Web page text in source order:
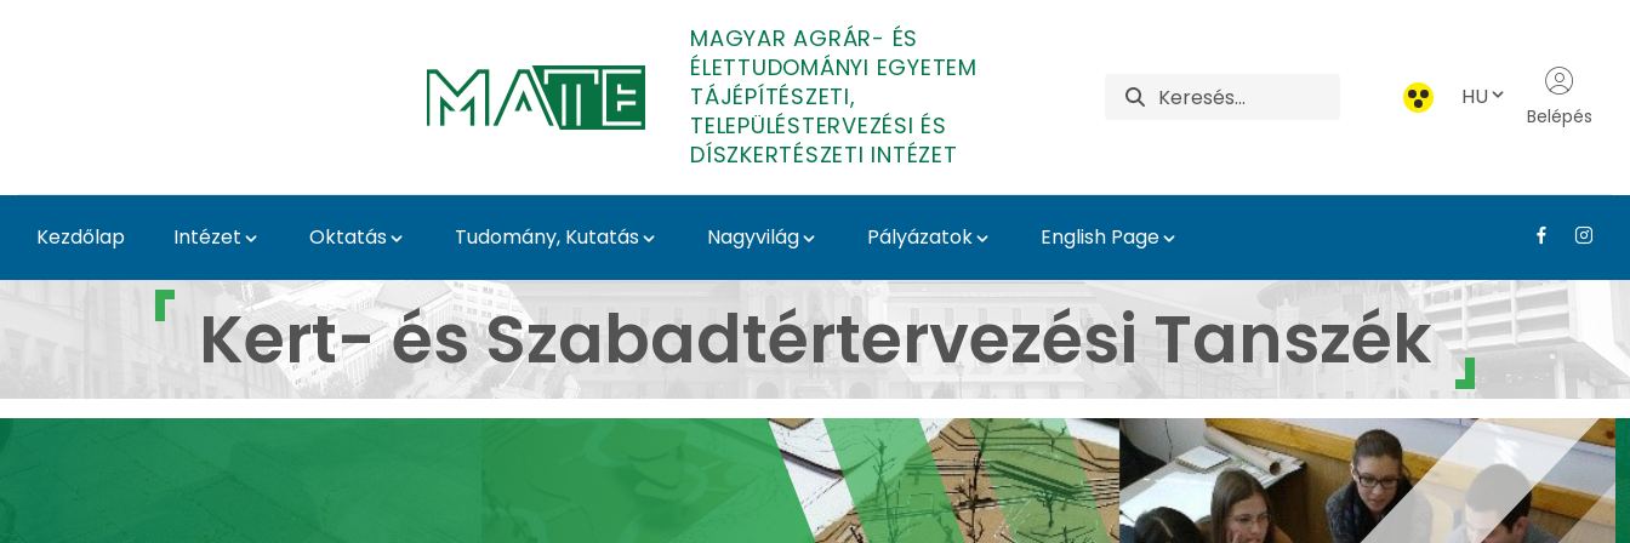
MAGYAR AGRÁR- ÉS
ÉLETTUDOMÁNYI EGYETEM
TÁJÉPÍTÉSZETI,
TELEPÜLÉSTERVEZÉSI ÉS
DÍSZKERTÉSZETI INTÉZET
HU
Belépés
Kezdőlap Intézet Oktatás Tudomány, Kutatás Nagyvilág Pályázatok English Page
Kert- és Szabadtértervezési Tanszék - Tájépítészeti,
Kert- és Szabadtértervezési Tanszék